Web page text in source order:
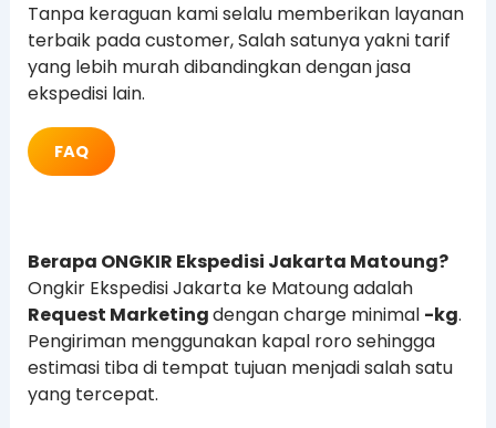
Tanpa keraguan kami selalu memberikan layanan
terbaik pada customer, Salah satunya yakni tarif
yang lebih murah dibandingkan dengan jasa
ekspedisi lain.
FAQ
Berapa ONGKIR Ekspedisi Jakarta Matoung?
Ongkir Ekspedisi Jakarta ke Matoung adalah
Request Marketingdengan charge minimal -kg.
Pengiriman menggunakan kapal roro sehingga
estimasi tiba di tempat tujuan menjadi salah satu
yang tercepat.